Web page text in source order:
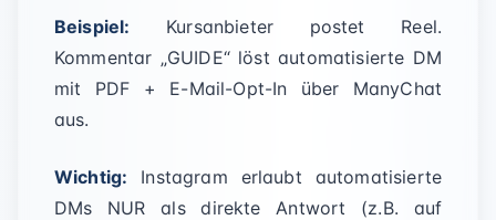
Beispiel: Kursanbieter postet Reel.
Kommentar „GUIDE“ löst automatisierte DM
mit PDF + E-Mail-Opt-In über ManyChat
aus.
Wichtig: Instagram erlaubt automatisierte
DMs NUR als direkte Antwort (z.B. auf